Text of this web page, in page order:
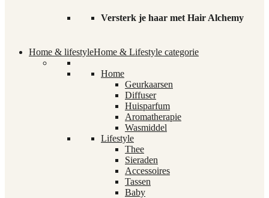
Versterk je haar met Hair Alchemy
Home & lifestyleHome & Lifestyle categorie
Home
Geurkaarsen
Diffuser
Huisparfum
Aromatherapie
Wasmiddel
Lifestyle
Thee
Sieraden
Accessoires
Tassen
Baby